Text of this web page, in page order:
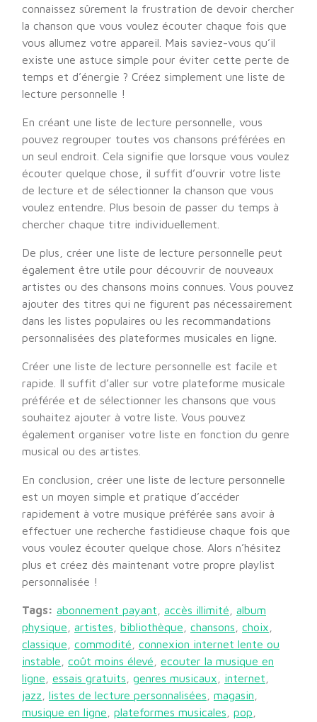
connaissez sûrement la frustration de devoir chercher
la chanson que vous voulez écouter chaque fois que
vous allumez votre appareil. Mais saviez-vous qu’il
existe une astuce simple pour éviter cette perte de
temps et d’énergie ? Créez simplement une liste de
lecture personnelle !
En créant une liste de lecture personnelle, vous
pouvez regrouper toutes vos chansons préférées en
un seul endroit. Cela signifie que lorsque vous voulez
écouter quelque chose, il suffit d’ouvrir votre liste
de lecture et de sélectionner la chanson que vous
voulez entendre. Plus besoin de passer du temps à
chercher chaque titre individuellement.
De plus, créer une liste de lecture personnelle peut
également être utile pour découvrir de nouveaux
artistes ou des chansons moins connues. Vous pouvez
ajouter des titres qui ne figurent pas nécessairement
dans les listes populaires ou les recommandations
personnalisées des plateformes musicales en ligne.
Créer une liste de lecture personnelle est facile et
rapide. Il suffit d’aller sur votre plateforme musicale
préférée et de sélectionner les chansons que vous
souhaitez ajouter à votre liste. Vous pouvez
également organiser votre liste en fonction du genre
musical ou des artistes.
En conclusion, créer une liste de lecture personnelle
est un moyen simple et pratique d’accéder
rapidement à votre musique préférée sans avoir à
effectuer une recherche fastidieuse chaque fois que
vous voulez écouter quelque chose. Alors n’hésitez
plus et créez dès maintenant votre propre playlist
personnalisée !
Tags: abonnement payant accès illimité
album
physique
artistes bibliothèque chansons choix
classique
commodité
connexion internet lente ou
instable
coût moins élevé
ecouter la musique en
ligne
essais gratuits genres musicaux internet
jazz
listes de lecture personnalisées magasin
musique en ligne
plateformes musicales pop